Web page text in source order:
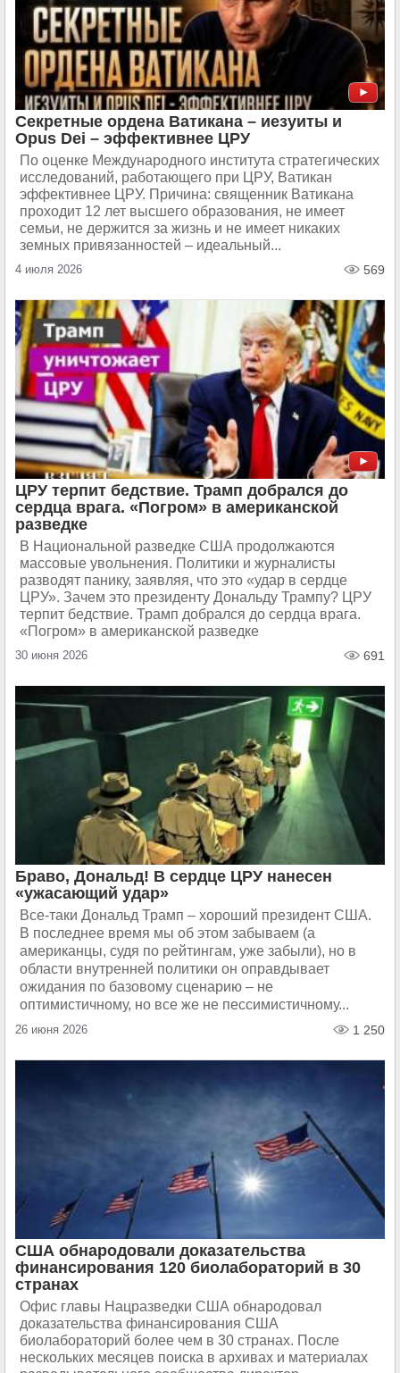
Секретные ордена Ватикана – иезуиты и
Opus Dei – эффективнее ЦРУ
По оценке Международного института стратегических
исследований, работающего при ЦРУ, Ватикан
эффективнее ЦРУ. Причина: священник Ватикана
проходит 12 лет высшего образования, не имеет
семьи, не держится за жизнь и не имеет никаких
земных привязанностей – идеальный...
4 июля 2026 569
ЦРУ терпит бедствие. Трамп добрался до
сердца врага. «Погром» в американской
разведке
В Национальной разведке США продолжаются
массовые увольнения. Политики и журналисты
разводят панику, заявляя, что это «удар в сердце
ЦРУ». Зачем это президенту Дональду Трампу? ЦРУ
терпит бедствие. Трамп добрался до сердца врага.
«Погром» в американской разведке
30 июня 2026 691
Браво, Дональд! В сердце ЦРУ нанесен
«ужасающий удар»
Все-таки Дональд Трамп – хороший президент США.
В последнее время мы об этом забываем (а
американцы, судя по рейтингам, уже забыли), но в
области внутренней политики он оправдывает
ожидания по базовому сценарию – не
оптимистичному, но все же не пессимистичному...
26 июня 2026 1 250
США обнародовали доказательства
финансирования 120 биолабораторий в 30
странах
Офис главы Нацразведки США обнародовал
доказательства финансирования США
биолабораторий более чем в 30 странах. После
нескольких месяцев поиска в архивах и материалах